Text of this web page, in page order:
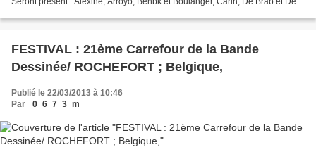
FESTIVAL : 21ème Carrefour de la Bande
Dessinée/ ROCHEFORT ; Belgique,
Publié le 22/03/2013 à 10:46
Par
_0_6_7_3_m